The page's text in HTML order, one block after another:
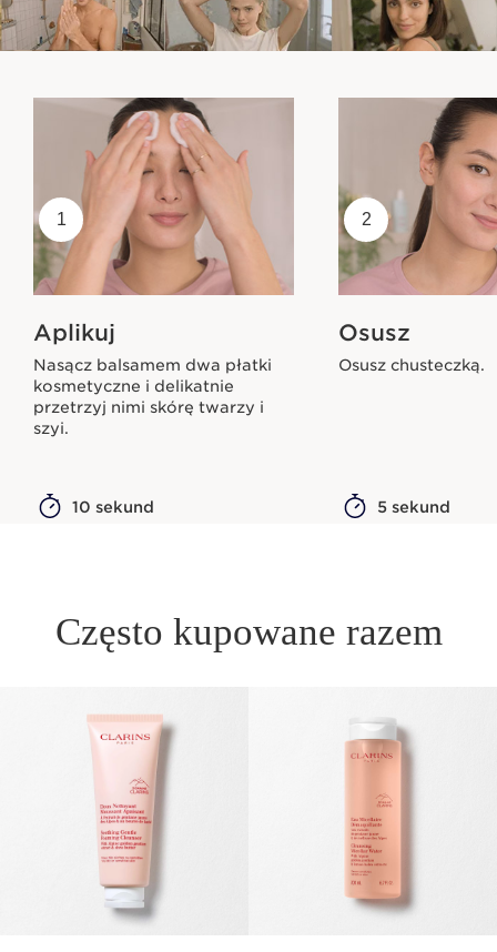
1
Aplikuj
Nasącz balsamem dwa płatki
kosmetyczne i delikatnie
przetrzyj nimi skórę twarzy i
szyi.
10 sekund
2
Osusz
Osusz chusteczką.
5 sekund
Często kupowane razem
PRZEJDŹ DO TREŚCI